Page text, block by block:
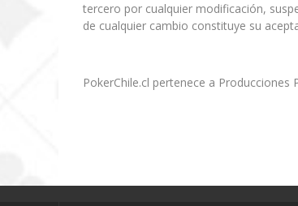
tercero por cualquier modificación,
de cualquier cambio constituye su
PokerChile.cl pertenece a Producciones